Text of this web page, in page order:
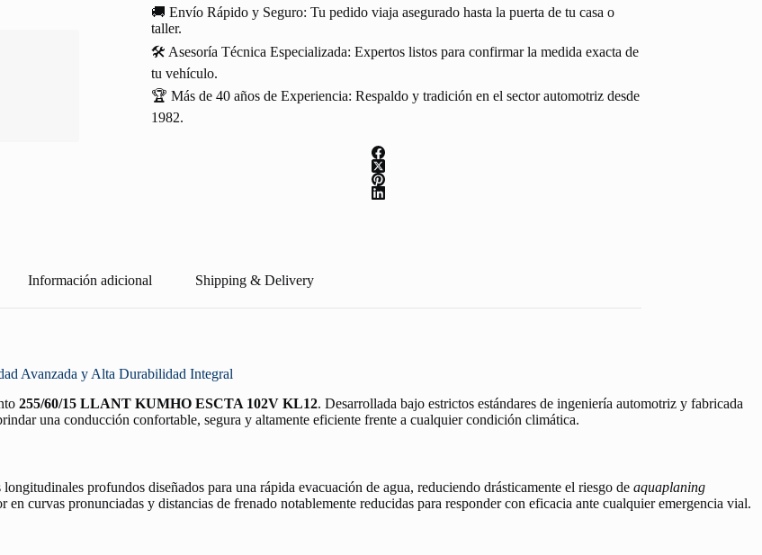
🚚 Envío Rápido y Seguro: Tu pedido viaja asegurado hasta la puerta de tu casa o
taller.
🛠️ Asesoría Técnica Especializada: Expertos listos para confirmar la medida exacta de
tu vehículo.
🏆 Más de 40 años de Experiencia: Respaldo y tradición en el sector automotriz desde
1982.
Información adicional Shipping & Delivery
Avanzada y Alta Durabilidad Integral
255/60/15 LLANT KUMHO ESCTA 102V KL12. Desarrollada bajo estrictos estándares de ingeniería automotriz y fabricada
una conducción confortable, segura y altamente eficiente frente a cualquier condición climática.
profundos diseñados para una rápida evacuación de agua, reduciendo drásticamente el riesgo de aquaplaning
curvas pronunciadas y distancias de frenado notablemente reducidas para responder con eficacia ante cualquier emergencia vial.